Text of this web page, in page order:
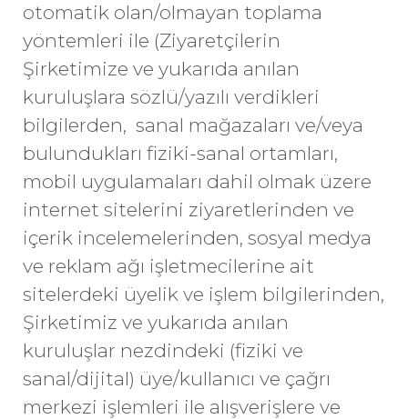
otomatik olan/olmayan toplama
yöntemleri ile (Ziyaretçilerin
Şirketimize ve yukarıda anılan
kuruluşlara sözlü/yazılı verdikleri
bilgilerden, sanal mağazaları ve/veya
bulundukları fiziki-sanal ortamları,
mobil uygulamaları dahil olmak üzere
internet sitelerini ziyaretlerinden ve
içerik incelemelerinden, sosyal medya
ve reklam ağı işletmecilerine ait
sitelerdeki üyelik ve işlem bilgilerinden,
Şirketimiz ve yukarıda anılan
kuruluşlar nezdindeki (fiziki ve
sanal/dijital) üye/kullanıcı ve çağrı
merkezi işlemleri ile alışverişlere ve